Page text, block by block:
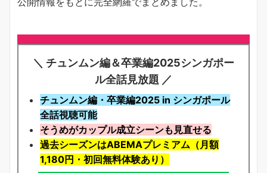
＼ チュンムン編＆卒業編2025シンガポー
ル全話見放題 ／
チュンムン編・卒業編2025 in シンガポール
全話視聴可能
そうめがカップル成立シーンも見直せる
過去シーズンはABEMAプレミアム（月額
1,180円・初回無料体験あり）